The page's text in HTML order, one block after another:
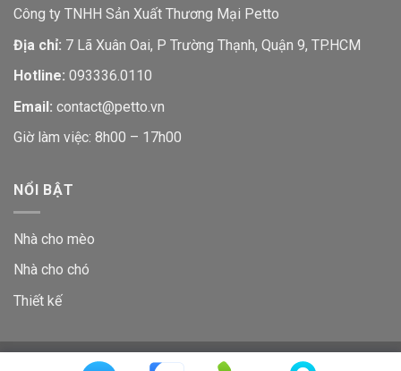
Công ty TNHH Sản Xuất Thương Mại Petto
Địa chỉ: 7 Lã Xuân Oai, P Trường Thạnh, Quận 9, TP.HCM
Hotline: 093336.0110
Email: contact@petto.vn
Giờ làm việc: 8h00 – 17h00
NỔI BẬT
Nhà cho mèo
Nhà cho chó
Thiết kế
GIỚI THIỆU LIÊN HỆ